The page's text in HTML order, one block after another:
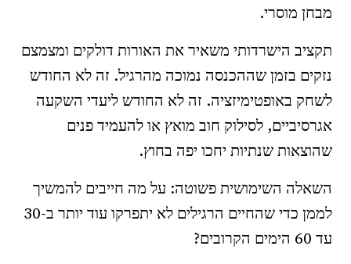
מבחן מוסרי.
תקציב הישרדותי משאיר את האורות דולקים ומצמצם
נזקים בזמן שההכנסה נמוכה מהרגיל. זה לא החודש
לשחק באופטימיזציה. זה לא החודש ליעדי השקעה
אגרסיביים, לסילוק חוב מואץ או להעמיד פנים
שהוצאות שנתיות יחכו יפה בחוץ.
השאלה השימושית פשוטה: על מה חייבים להמשיך
לממן כדי שהחיים הרגילים לא יתפרקו עוד יותר ב-30
עד 60 הימים הקרובים?